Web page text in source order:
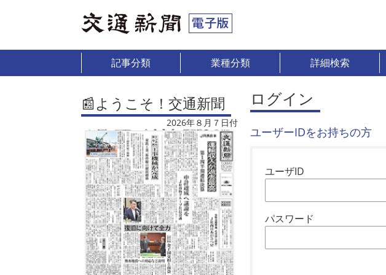
記事分類 業種分類 詳細検索
📰ようこそ！交通新聞
2026年８月７日付
ログイン
ユーザーIDをお持ちの方
ユーザID
パスワード